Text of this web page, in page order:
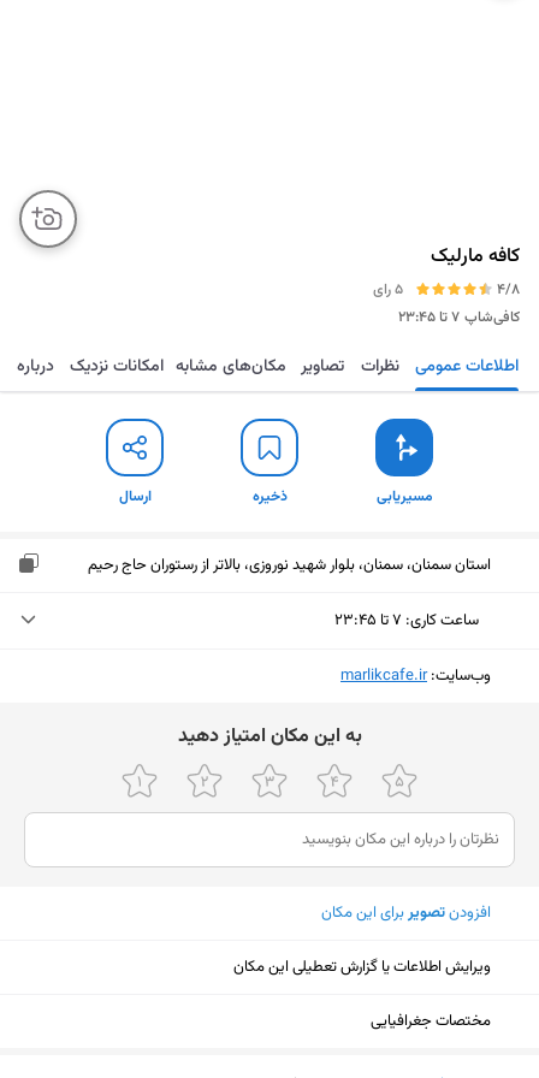
کافه مارلیک
4/8
5 رای
کافی‌شاپ ۷ تا ۲۳:۴۵
مسیریابی ذخیره ارسال اطلاعات عمومی نظرات تصاویر مکان‌های مشابه امکانات نزدیک درباره
مسیریابی ذخیره ارسال
استان سمنان، سمنان، بلوار شهید نوروزی، بالاتر از رستوران حاج رحیم
ساعت کاری: ۷ تا ۲۳:۴۵
دوشنبه (امروز)
پنجشنبه
۷ تا ۲۳:۴۵
جمعه
۷ تا ۲۳:۴۵
شنبه
یکشنبه
وب‌سایت:‎marlikcafe.ir
ﺑﻪ اﯾﻦ ﻣﮑﺎن اﻣﺘﯿﺎز دﻫﯿﺪ
افزودنتصویربرای این مکان
ویرایش اطلاعات یا گزارش تعطیلی این مکان
مختصات جغرافیایی